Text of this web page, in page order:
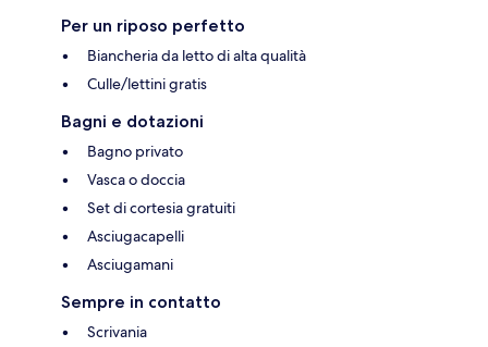
Per un riposo perfetto
Biancheria da letto di alta qualità
Culle/lettini gratis
Bagni e dotazioni
Bagno privato
Vasca o doccia
Set di cortesia gratuiti
Asciugacapelli
Asciugamani
Sempre in contatto
Scrivania